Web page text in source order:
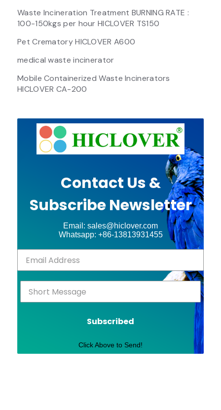
Waste Incineration Treatment BURNING RATE :
100-150kgs per hour HICLOVER TS150
Pet Crematory HICLOVER A600
medical waste incinerator
Mobile Containerized Waste Incinerators
HICLOVER CA-200
Contact Us &
Subscribe Newsletter
Email: sales@hiclover.com
Whatsapp: +86-13813931455
Subscribed
Click Above to Send!